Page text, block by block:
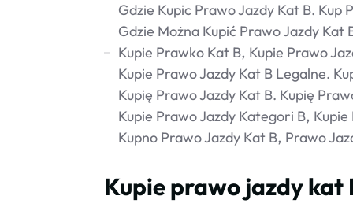
Gdzie Kupic Prawo Jazdy Kat B. Kup
Gdzie Można Kupić Prawo Jazdy Kat
Kupie Prawko Kat B Kupie Prawo
Kupie Prawo Jazdy Kat B Legalne.
Kupię Prawo Jazdy Kat B. Kupię
Kupie Prawo Jazdy Kategori B
Kupno Prawo Jazdy Kat B Prawo
Kupie prawo jazdy kat